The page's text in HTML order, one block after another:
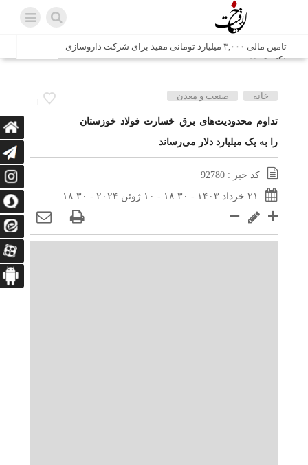
تامین مالی ۳,۰۰۰ میلیارد تومانی مفید برای شرکت داروسازی
دکتر عبیدی
شش وزیر کابینه پاکستان با حضور در سفارت ایران در اسلام
اتابک: ظرفیت های جدید همکاری‌های تجاری ایران و پاکستان با
محوریت بخش خصوصی فعال می‌شود
در مسیر جا‌مانده‌ها، دل‌ها به کربلا رسیده است
وزیر صمت خواستار پیگیری کانتینرهای ایرانی در بندر کراچی
شد / تجارت ۱۰ میلیارد دلاری ایران و پاکستان
1
خانه صنعت و معدن
تداوم محدودیت‌‌های برق خسارت فولاد خوزستان
را به یک میلیارد دلار می‌رساند
کد خبر : 92780
۲۱ خرداد ۱۴۰۳ - ۱۸:۳۰ - ۱۰ ژوئن ۲۰۲۴ - ۱۸:۳۰